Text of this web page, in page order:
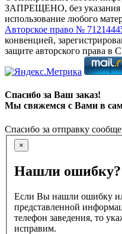
ЗАПРЕЩЕНО, без указания
использование любого
Авторское право №
конвенцией,
защите авторского права
Спасибо за Ваш заказ!
Мы свяжемся с Вами в
Спасибо за отправку
×
Нашли ошибку?
Если Вы нашли ошибку
представленной
телефон заведения, то
исправим.